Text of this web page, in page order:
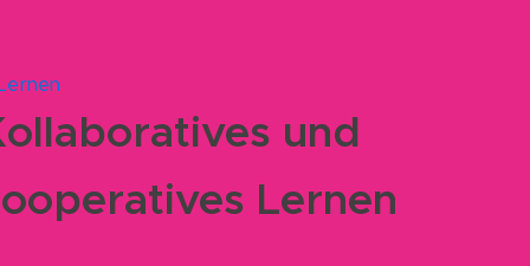
und
Lernen